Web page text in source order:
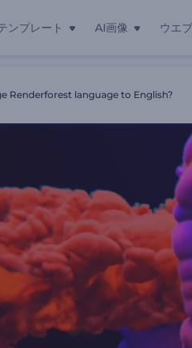
ンプレート AI画像 ウエ
Renderforest language to English?